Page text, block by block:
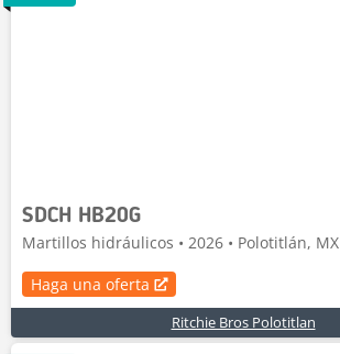
SDCH HB20G
Martillos hidráulicos • 2026 • Polotitlán, MX
Haga una oferta
Ritchie Bros Polotitlan